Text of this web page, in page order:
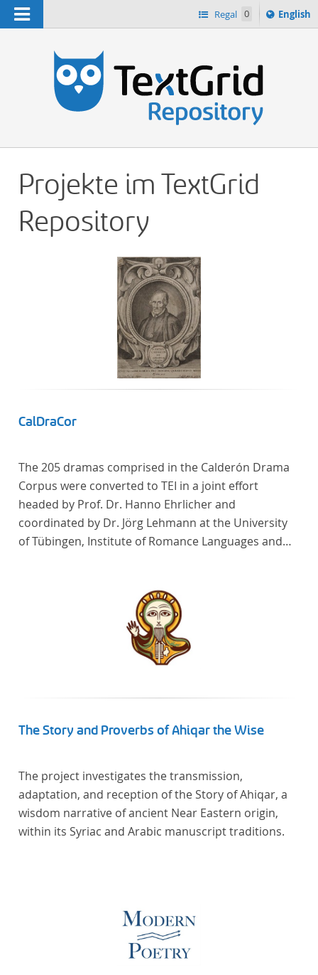
Navigation Regal 0
Switch
English
Projekte im TextGrid
Repository
CalDraCor
The 205 dramas comprised in the Calderón Drama
Corpus were converted to TEI in a joint effort
headed by Prof. Dr. Hanno Ehrlicher and
coordinated by Dr. Jörg Lehmann at the University
of Tübingen, Institute of Romance Languages and
Institute of Romance Studies.
The Story and Proverbs of Ahiqar the Wise
The project investigates the transmission,
adaptation, and reception of the Story of Ahiqar, a
wisdom narrative of ancient Near Eastern origin,
within its Syriac and Arabic manuscript traditions.